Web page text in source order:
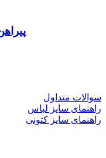
سوالات متداول
راهنمای سایز لباس
راهنمای سایز کتونی